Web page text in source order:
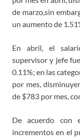
de marzo,sin
un aumento de
En abril, el
supervisor y jefe
0.11%; en las
por mes,
de $783 por mes,
De acuerdo con
incrementos en el